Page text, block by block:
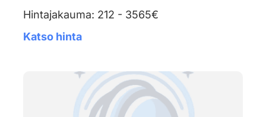
Hintajakauma: 212 - 3565€
Katso hinta